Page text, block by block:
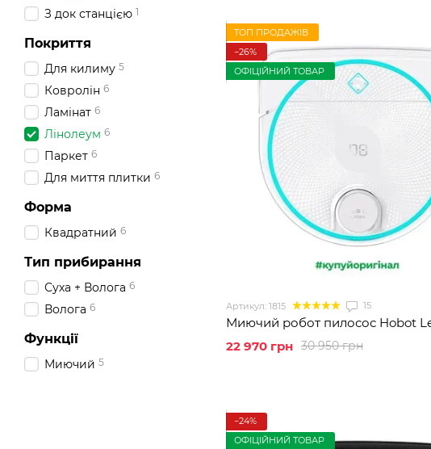
ТОП ПРОДАЖІВ
−26%
ОФІЦІЙНИЙ ТОВАР
Артикул: 1815 15
Миючий робот пилосос Hobot
30 950 грн
22 970 грн
−24%
ОФІЦІЙНИЙ ТОВАР
З док станцією 1
Покриття
Для килиму 5
Ковролін 6
Ламінат 6
Лінолеум 6
Паркет 6
Для миття плитки 6
Форма
Квадратний 6
Тип прибирання
Суха + Волога 6
Волога 6
Функції
Миючий 5